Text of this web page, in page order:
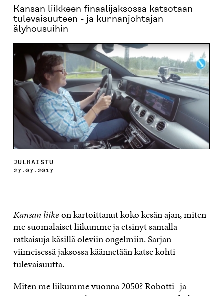
Kansan liikkeen finaalijaksossa katsotaan
tulevaisuuteen - ja kunnanjohtajan
älyhousuihin
JULKAISTU
27.07.2017
Kansan liikeon kartoittanut koko kesän ajan, miten
me suomalaiset liikumme ja etsinyt samalla
ratkaisuja käsillä oleviin ongelmiin. Sarjan
viimeisessä jaksossa käännetään katse kohti
tulevaisuutta.
Miten me liikumme vuonna 2050? Robotti- ja